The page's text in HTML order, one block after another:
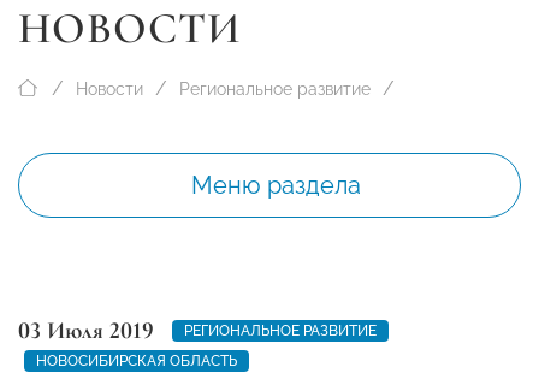
НОВОСТИ
Новости Региональное развитие
Меню раздела
03 Июля 2019
РЕГИОНАЛЬНОЕ РАЗВИТИЕ
НОВОСИБИРСКАЯ ОБЛАСТЬ